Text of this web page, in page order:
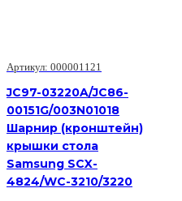
LJ
Артикул: 000001121
JC97-03220A/JC86-
00151G/003N01018
Шарнир (кронштейн)
крышки стола
Samsung SCX-
4824/WC-3210/3220